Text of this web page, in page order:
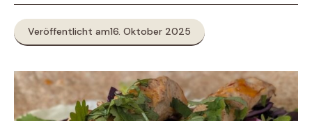
Veröffentlicht am16. Oktober 2025